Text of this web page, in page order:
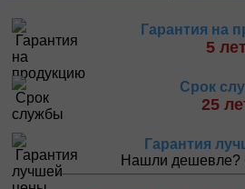
Гарантия на
5
Срок
25
Гарантия
Нашли дешевле?